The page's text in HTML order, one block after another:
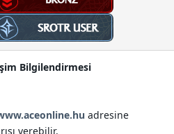
Bilgilendirmesi
adresine
verebilir.